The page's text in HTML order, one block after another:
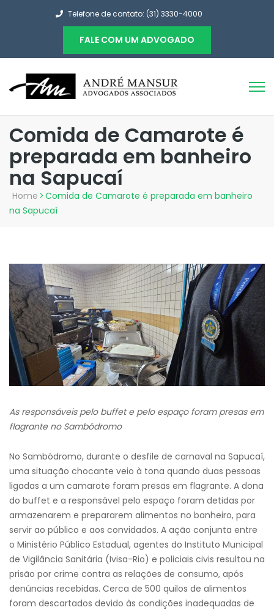
Telefone de contato: (31) 3330-4000
FALE COM UM ADVOGADO
Comida de Camarote é
preparada em banheiro
na Sapucaí
Home > Comida de Camarote é preparada em banheiro
na Sapucaí
As responsáveis pelo buffet e pelo espaço foram presas em
flagrante no Sambódromo
No Sambódromo, durante o desfile de carnaval na Sapucaí,
uma situação chocante veio à tona quando duas pessoas
ligadas a um camarote foram presas em flagrante. A dona
do buffet e a responsável pelo espaço foram detidas por
armazenarem e prepararem alimentos no banheiro, para
servir ao público e aos convidados. A ação conjunta entre
o Ministério Público Estadual, agentes do Instituto Municipal
de Vigilância Sanitária (Ivisa-Rio) e policiais civis resultou na
prisão por crime contra as relações de consumo, após
denúncias recebidas. Cerca de 500 quilos de alimentos
foram descartados devido às condições inadequadas de